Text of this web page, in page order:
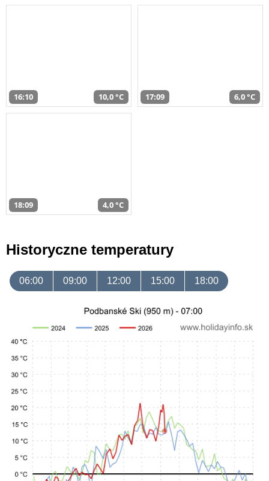
16:10 10,0 °C 17:09 6,0 °C
18:09 4,0 °C
Historyczne temperatury
06:00 09:00 12:00 15:00 18:00